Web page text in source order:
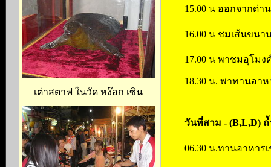
เต่าสตาฟ ในวัด หง๊อก เซิน
15.00 น ออกจากด่า
16.00 น ชมเส้นขนา
17.00 น พาชมอุโมง
18.30 น. พาทานอา
วันที่สาม - (B,L,D)
06.30 น.ทานอาหารเ